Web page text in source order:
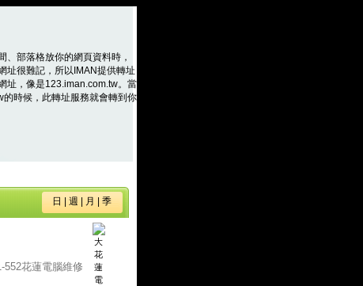
、部落格放你的網頁資料時，
址很難記，所以IMAN提供轉址
址，像是123.iman.com.tw。當
時候，此轉址服務就會轉到你
日 週 月 季
552花蓮電腦維修